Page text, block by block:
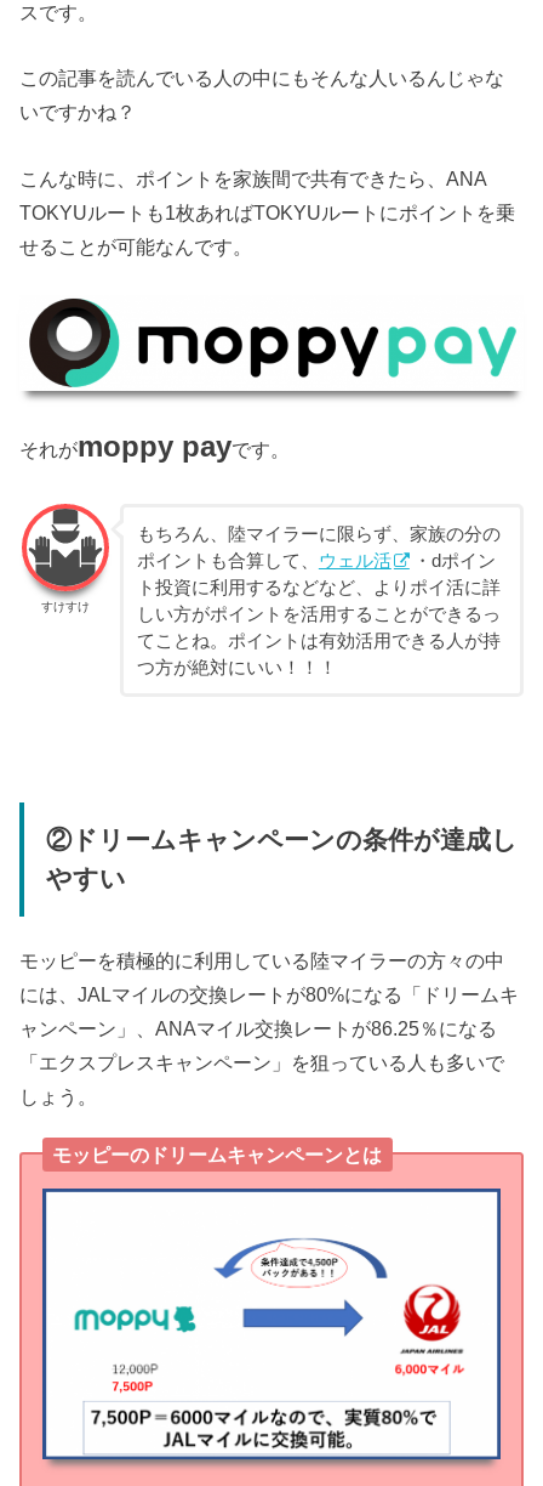
スです。
この記事を読んでいる人の中にもそんな人いるんじゃな
いですかね？
こんな時に、ポイントを家族間で共有できたら、ANA
TOKYUルートも1枚あればTOKYUルートにポイントを乗
せることが可能なんです。
それがmoppy payです。
すけすけ
もちろん、陸マイラーに限らず、家族の分の
ポイントも合算して、 ウェル活
・dポイン
ト投資に利用するなどなど、よりポイ活に詳
しい方がポイントを活用することができるっ
てことね。ポイントは有効活用できる人が持
つ方が絶対にいい！！！
②ドリームキャンペーンの条件が達成し
やすい
モッピーを積極的に利用している陸マイラーの方々の中
には、JALマイルの交換レートが80%になる「ドリームキ
ャンペーン」、ANAマイル交換レートが86.25％になる
「エクスプレスキャンペーン」を狙っている人も多いで
しょう。
モッピーのドリームキャンペーンとは